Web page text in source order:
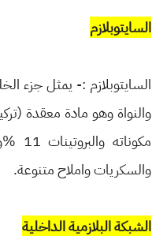
السايتوبلازم
السايتوبلازم :- يمثل جزء
والنواة وهو مادة معقدة
والسكرياتواملاح متنوعة.
الشبكة البلازمية الداخلية